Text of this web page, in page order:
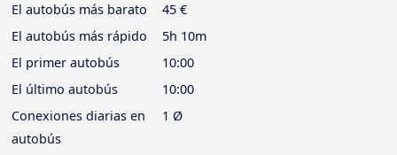
El autobús más barato
45 €
El autobús más rápido
5h 10m
El primer autobús
10:00
El último autobús
10:00
Conexiones diarias en
autobús
1 Ø